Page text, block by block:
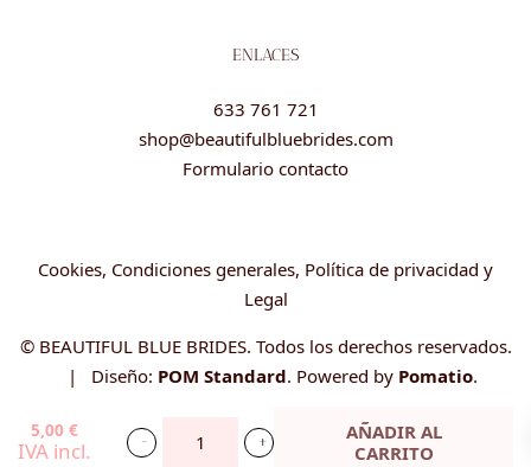
5,00 €
IVA incl. 5
AÑADIR AL
CARRITO
ENLACES
633 761 721
shop@beautifulbluebrides.com
Formulario contacto
Cookies, Condiciones generales, Política de privacidad y
Legal
© BEAUTIFUL BLUE BRIDES. Todos los derechos reservados.
| Diseño: POM Standard. Powered by Pomatio.